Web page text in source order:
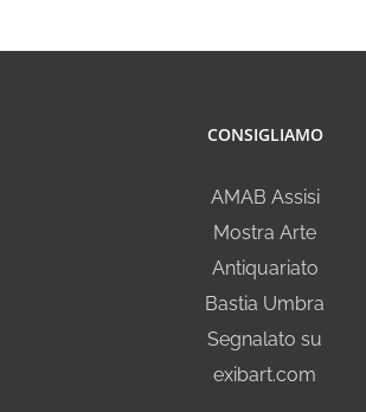
CONSIGLIAMO
AMAB Assisi
Mostra Arte
Antiquariato
Bastia Umbra
Segnalato su
exibart.com